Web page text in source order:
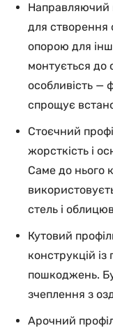
Направляючий
для створення
опорою для
монтується до
особливість —
спрощує
Стоєчний
жорсткість і
Саме до нього
стель і
Кутовий
конструкцій із
пошкоджень.
зчеплення з
Арочний